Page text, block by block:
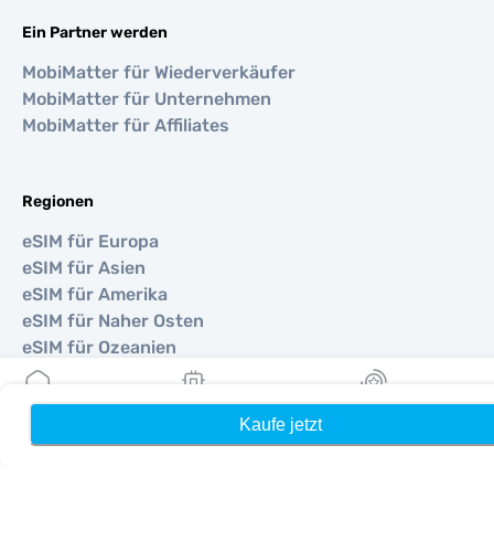
Kaufe jetzt
Ein Partner werden
MobiMatter für Wiederverkäufer
MobiMatter für Unternehmen
MobiMatter für Affiliates
Regionen
eSIM für Europa
eSIM für Asien
eSIM für Amerika
eSIM für Naher Osten
eSIM für Ozeanien
eSIM für Afrika
Länder
Meine eSIMs